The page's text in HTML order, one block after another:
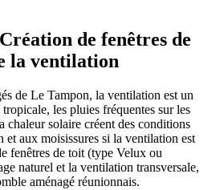
de fenêtres de
la ventilation
de Le Tampon, la ventilation est un
les pluies fréquentes sur les
chaleur solaire créent des conditions
et aux moisissures si la ventilation est
fenêtres de toit (type Velux ou
naturel et la ventilation transversale,
aménagé réunionnais.